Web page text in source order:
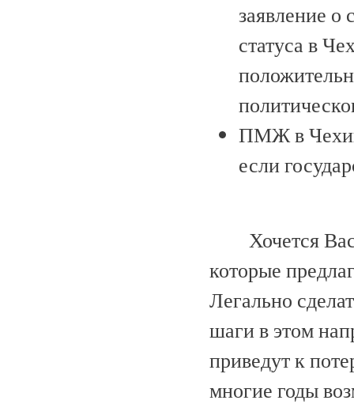
заявление
статуса в
ПМЖ в
если
Хочется
которые
Легально
шаги в этом
приведут к
многие годы